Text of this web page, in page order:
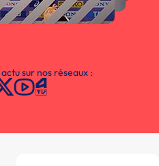
sur nos réseaux :